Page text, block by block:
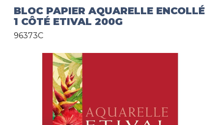
Cuir & trousses
RETROUVEZ NOS COLLECTIONS
Toutes les collections
BLOC PAPIER AQUARELLE ENCOLLÉ
1 CÔTÉ ETIVAL 200G
96373C